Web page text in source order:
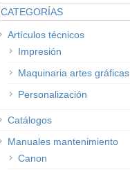
CATEGORÍAS
Artículos técnicos
Impresión
Maquinaria artes gráficas
Personalización
Catálogos
Manuales mantenimiento
Canon